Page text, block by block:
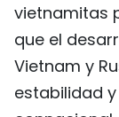
vietnamitas
que el
Vietnam y
estabilidad